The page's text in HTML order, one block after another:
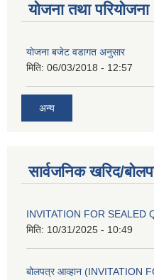
योजना तथा परियोजना
याेजना बजेट वडागत अनुसार
मिति: 06/03/2018 - 12:57
अन्य
सार्वजनिक खरिद/
INVITATION FOR SEALED
मिति: 10/31/2025 - 10:49
बोलपत्र आव्हान (INVITATION